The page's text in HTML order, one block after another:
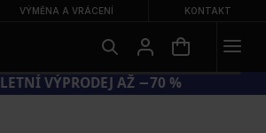
VÝMĚNA A VRÁCENÍ KONTAKT
VELKÝ LETNÍ VÝPRODEJ AŽ −70 %